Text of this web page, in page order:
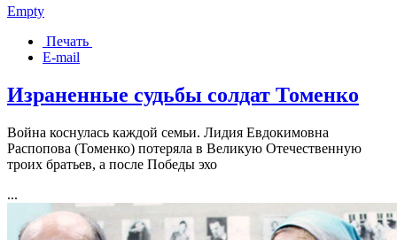
Empty
Печать
E-mail
Израненные судьбы солдат Томенко
Война коснулась каждой семьи. Лидия Евдокимовна
Распопова (Томенко) потеряла в Великую Отечественную
троих братьев, а после Победы эхо
...